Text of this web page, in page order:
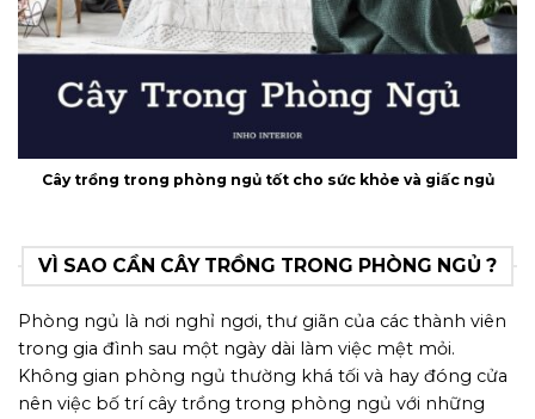
Cây trồng trong phòng ngủ tốt cho sức khỏe và giấc ngủ
VÌ SAO CẦN CÂY TRỒNG TRONG PHÒNG NGỦ ?
Phòng ngủ là nơi nghỉ ngơi, thư giãn của các thành viên
trong gia đình sau một ngày dài làm việc mệt mỏi.
Không gian phòng ngủ thường khá tối và hay đóng cửa
nên việc bố trí cây trồng trong phòng ngủ với những